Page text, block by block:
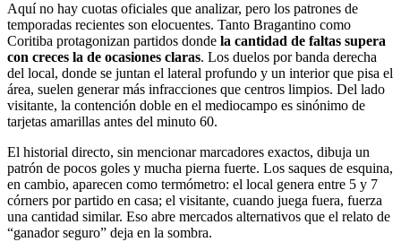
Aquí no hay cuotas oficiales que analizar, pero los patrones de
temporadas recientes son elocuentes. Tanto Bragantino como
Coritiba protagonizan partidos donde la cantidad de faltas supera
con creces la de ocasiones claras. Los duelos por banda derecha
del local, donde se juntan el lateral profundo y un interior que pisa el
área, suelen generar más infracciones que centros limpios. Del lado
visitante, la contención doble en el mediocampo es sinónimo de
tarjetas amarillas antes del minuto 60.
El historial directo, sin mencionar marcadores exactos, dibuja un
patrón de pocos goles y mucha pierna fuerte. Los saques de esquina,
en cambio, aparecen como termómetro: el local genera entre 5 y 7
córners por partido en casa; el visitante, cuando juega fuera, fuerza
una cantidad similar. Eso abre mercados alternativos que el relato de
“ganador seguro” deja en la sombra.